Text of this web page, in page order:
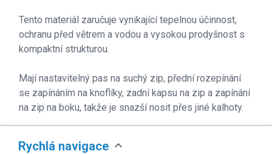
Tento materiál zaručuje vynikající tepelnou účinnost,
ochranu před větrem a vodou a vysokou prodyšnost s
kompaktní strukturou.
Mají nastavitelný pas na suchý zip, přední rozepínání
se zapínáním na knoflíky, zadní kapsu na zip a zapínání
na zip na boku, takže je snazší nosit přes jiné kalhoty.
Rychlá navigace expand_more